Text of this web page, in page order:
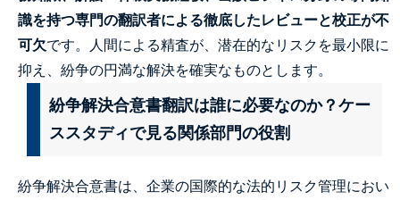
識を持つ専門の翻訳者による徹底したレビューと校正が不
可欠です。人間による精査が、潜在的なリスクを最小限に
抑え、紛争の円満な解決を確実なものとします。
紛争解決合意書翻訳は誰に必要なのか？ケー
ススタディで見る関係部門の役割
紛争解決合意書は、企業の国際的な法的リスク管理におい